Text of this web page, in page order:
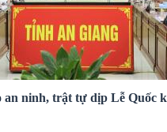
an ninh, trật tự dịp Lễ Quốc